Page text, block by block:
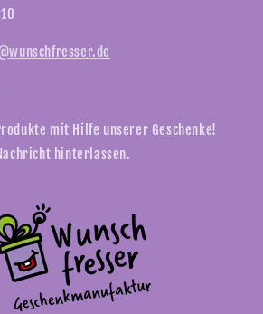
mit Hilfe unserer Geschenke!
hinterlassen.